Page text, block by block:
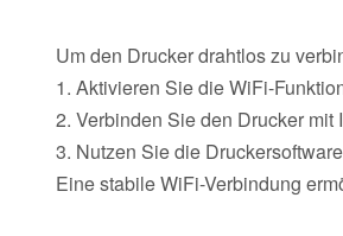
Um den Drucker drahtlos zu
1. Aktivieren Sie die WiFi-
2. Verbinden Sie den Drucker
3. Nutzen Sie die
Eine stabile WiFi-Verbindung